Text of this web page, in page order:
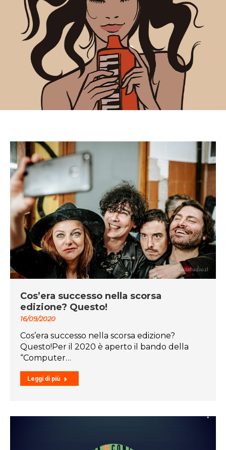
Cos’era successo nella scorsa
edizione? Questo!
16/09/2020
Cos’era successo nella scorsa edizione?
Questo!Per il 2020 è aperto il bando della
“Computer…
Leggi di più